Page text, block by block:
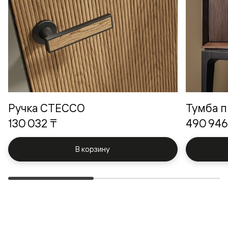
Ручка СТЕССО
130 032 ₸
В корзину
Тумба
490